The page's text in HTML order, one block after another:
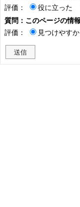
評価：
役に立った
質問：このページの情
評価：
見つけやす